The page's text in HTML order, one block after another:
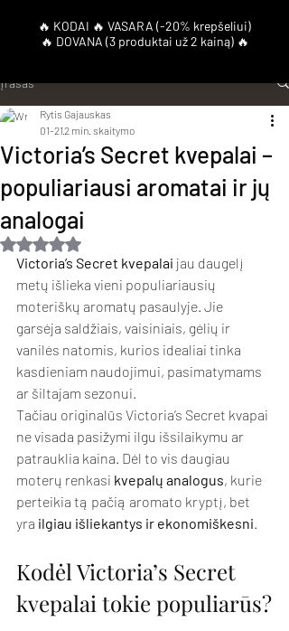
Įrašas
Victoria’s Secret kvepalai –
populiariausi aromatai ir jų
analogai
Rytis Gajauskas
01-212 min. skaitymo
Įvertinta NaN iš 5 žvaigždučių.
Victoria’s Secret kvepalai jau daugelį
metų išlieka vieni populiariausių
moteriškų aromatų pasaulyje. Jie
garsėja saldžiais, vaisiniais, gėlių ir
vanilės natomis, kurios idealiai tinka
kasdieniam naudojimui, pasimatymams
ar šiltajam sezonui.
Tačiau originalūs Victoria’s Secret kvapai
ne visada pasižymi ilgu išsilaikymu ar
patrauklia kaina. Dėl to vis daugiau
moterų renkasi kvepalų analogus, kurie
perteikia tą pačią aromato kryptį, bet
yra ilgiau išliekantys ir ekonomiškesni
Kodėl Victoria’s Secret
kvepalai tokie populiarūs?